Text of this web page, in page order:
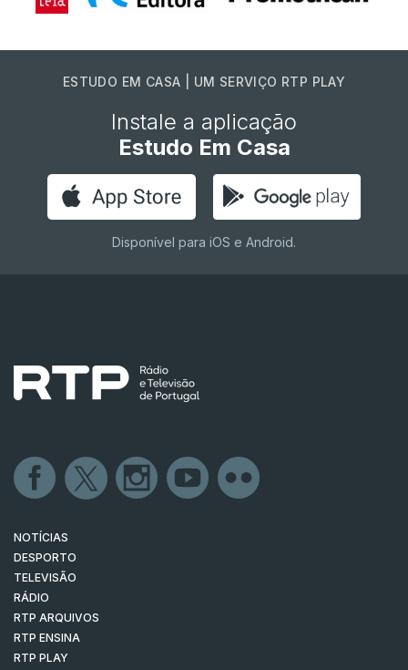
ESTUDO EM CASA | UM SERVIÇO RTP PLAY
Instale a aplicação
Estudo Em Casa
Disponível para iOS e Android.
NOTÍCIAS
DESPORTO
TELEVISÃO
RÁDIO
RTP ARQUIVOS
RTP ENSINA
RTP PLAY